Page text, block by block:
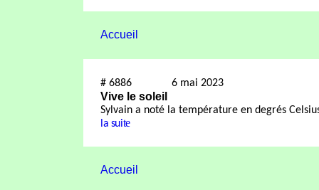
Accueil
# 6886 6 mai 2023
Vive le soleil
Sylvain a noté la température en degrés
la suite
Accueil